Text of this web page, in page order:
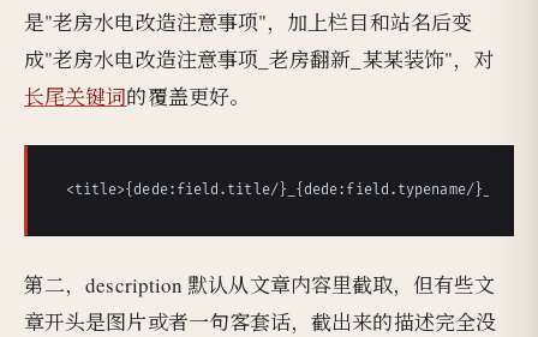
是"老房水电改造注意事项"，加上栏目和站名后变
成"老房水电改造注意事项_老房翻新_某某装饰"，对
长尾关键词的覆盖更好。
<title>{dede:field.title/}_{dede:field.typename/
第二，description 默认从文章内容里截取，但有些文
章开头是图片或者一句客套话，截出来的描述完全没